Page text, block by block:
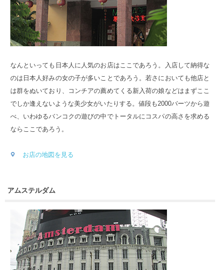
なんといっても日本人に人気のお店はここであろう。入店して納得な
のは日本人好みの女の子が多いことであろう。若さにおいても他店と
は群をぬいており、コンチアの薦めてくる新入荷の娘などはまずここ
でしか逢えないような美少女がいたりする。値段も2000バーツから遊
べ、いわゆるバンコクの遊びの中でトータルにコスパの高さを求める
ならここであろう。
お店の地図を見る
アムステルダム